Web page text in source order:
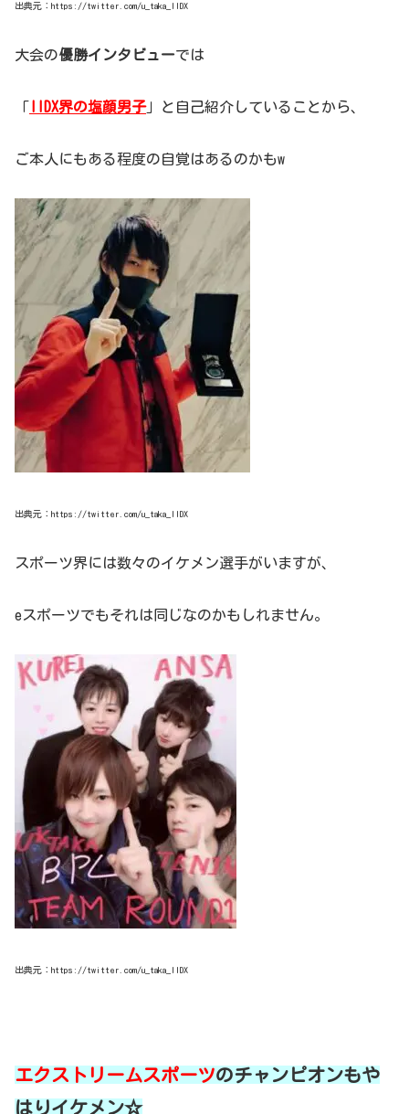
出典元：https://twitter.com/u_taka_IIDX
大会の優勝インタビューでは
「 IIDX界の塩顔男子」と自己紹介していることから、
ご本人にもある程度の自覚はあるのかもw
出典元：https://twitter.com/u_taka_IIDX
スポーツ界には数々のイケメン選手がいますが、
eスポーツでもそれは同じなのかもしれません。
出典元：https://twitter.com/u_taka_IIDX
エクストリームスポーツのチャンピオンもや
はりイケメン☆